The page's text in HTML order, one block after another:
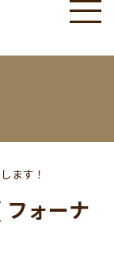
ます！
ォーナ